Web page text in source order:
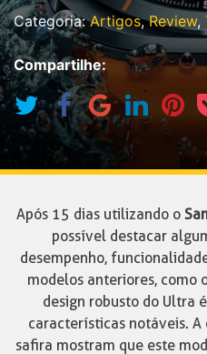
Categoria:Artigos,Review,
Compartilhe:
Após 15 dias utilizando o
possível destacar
desempenho,
modelos anteriores, como
design robusto do Ultra
características notáveis.
safira mostram que este